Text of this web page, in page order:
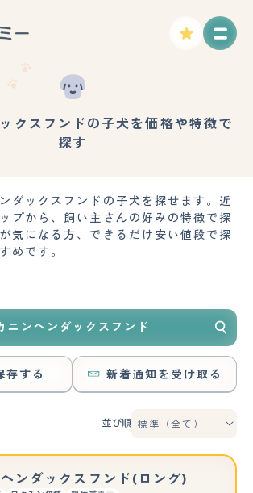
クスフンドの子犬を価格や特徴で
探す
ダックスフンドの子犬を探せます。近
プから、飼い主さんの好みの特徴で探
気になる方、できるだけ安い値段で探
めです。
ニンヘンダックスフンド
存する 新着通知を受け取る
並び順
ンダックスフンド(ロング)